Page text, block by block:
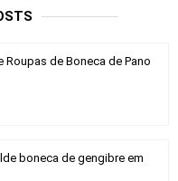
de Boneca de Pano
boneca de gengibre em